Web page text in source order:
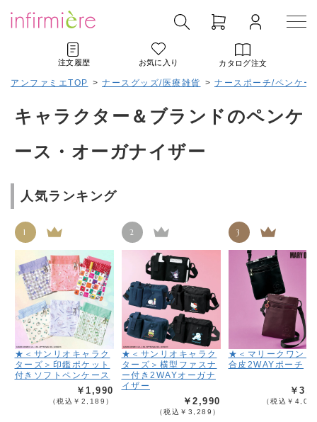
注文履歴 お気に入り カタログ注文
アンファミエTOP > ナースグッズ/医療雑貨 > ナースポーチ/ペンケー
キャラクター＆ブランドのペンケ
ース・オーガナイザー
人気ランキング
1
★＜サンリオキャラク
ターズ＞印鑑ポケット
付きソフトペンケース
￥1,990
（税込￥2,189）
2
★＜サンリオキャラク
ターズ＞横型ファスナ
ー付き2WAYオーガナ
イザー
￥2,990
（税込￥3,289）
3
★＜マリークワント
合皮2WAYポーチ
￥
（税込￥